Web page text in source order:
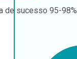
de sucesso 95-98%